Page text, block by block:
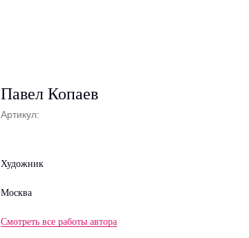
Павел Копаев
Артикул:
Художник
Москва
Смотреть все работы автора